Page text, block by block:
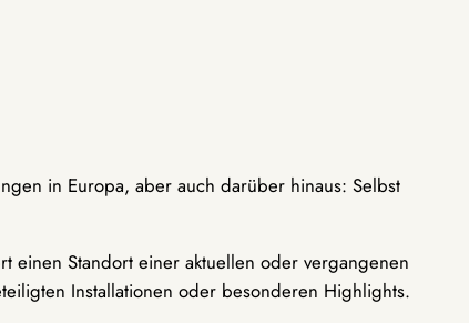
in Europa, aber auch darüber hinaus: Selbst
einen Standort einer aktuellen oder vergangenen
Installationen oder besonderen Highlights.